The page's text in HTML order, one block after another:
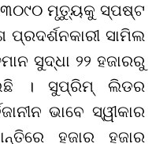
୩୦୯୦ ମୃତ୍ୟୁକୁ ସ୍ପଷ୍ଟ
ସାମିଲ
ସୁଦ୍ଧା ୨୨ ହଜାରରୁ
। ସୁପ୍ରିମ୍ ଲିଡର
ଭାବେ ସ୍ୱୀକାର
ହଜାର ହଜାର